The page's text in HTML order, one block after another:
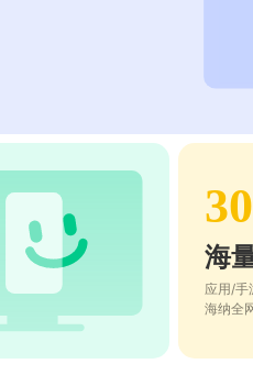
海
应用/手
海纳全